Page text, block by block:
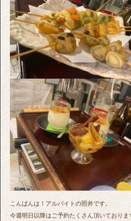
こんばんは！アルバイトの照井です。
今週明日以降はご予約たくさん頂いており